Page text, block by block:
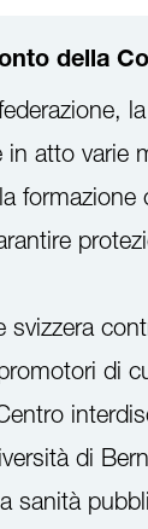
della
atto varie
svizzera
di
di
sanità